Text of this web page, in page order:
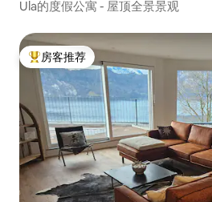
Ula的度假公寓 - 屋顶全景景观
热门「房客推荐」
房客推荐